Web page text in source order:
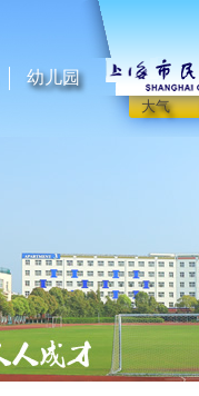
幼儿园
大气